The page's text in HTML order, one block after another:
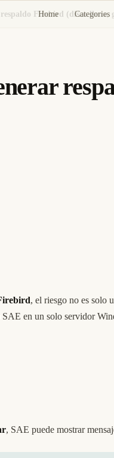
Home Categories
, el riesgo no es solo
en un solo servidor
, SAE puede mostrar